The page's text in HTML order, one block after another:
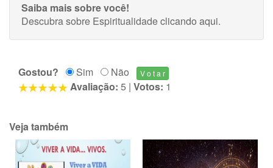
Saiba mais sobre você!
Descubra sobre Espiritualidadeclicando aqui.
Gostou? Sim
Não
Avaliação: 5 | Votos: 1
Veja também